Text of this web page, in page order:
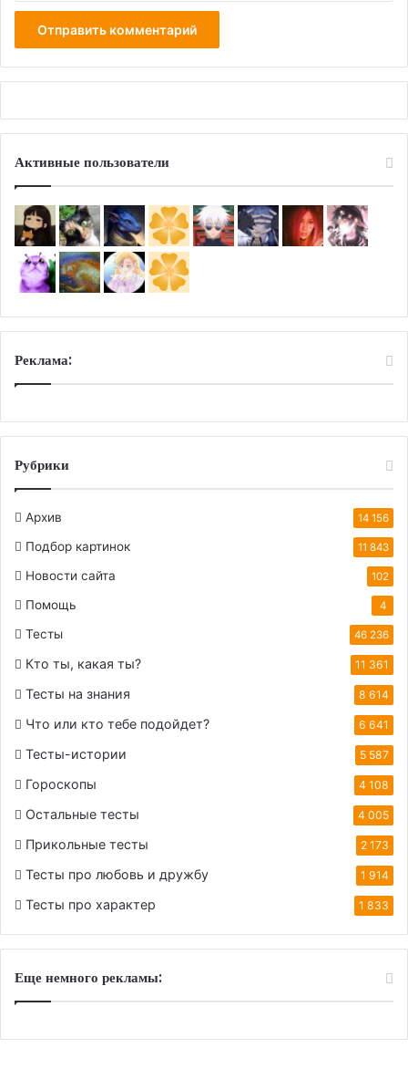
Активные пользователи
Реклама:
Рубрики
Архив 14 156
Подбор картинок 11 843
Новости сайта 102
Помощь 4
Тесты 46 236
Кто ты, какая ты? 11 361
Тесты на знания 8 614
Что или кто тебе подойдет? 6 641
Тесты-истории 5 587
Гороскопы 4 108
Остальные тесты 4 005
Прикольные тесты 2 173
Тесты про любовь и дружбу 1 914
Тесты про характер 1 833
Еще немного рекламы: